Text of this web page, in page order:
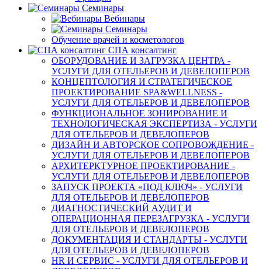
Семинары
Вебинары
Семинары
Обучение врачей и косметологов
СПА консалтинг
ОБОРУДОВАНИЕ И ЗАГРУЗКА ЦЕНТРА -
УСЛУГИ ДЛЯ ОТЕЛЬЕРОВ И ДЕВЕЛОПЕРОВ
КОНЦЕПТОЛОГИЯ И СТРАТЕГИЧЕСКОЕ
ПРОЕКТИРОВАНИЕ SPA&WELLNESS -
УСЛУГИ ДЛЯ ОТЕЛЬЕРОВ И ДЕВЕЛОПЕРОВ
ФУНКЦИОНАЛЬНОЕ ЗОНИРОВАНИЕ И
ТЕХНОЛОГИЧЕСКАЯ ЭКСПЕРТИЗА - УСЛУГИ
ДЛЯ ОТЕЛЬЕРОВ И ДЕВЕЛОПЕРОВ
ДИЗАЙН И АВТОРСКОЕ СОПРОВОЖДЕНИЕ -
УСЛУГИ ДЛЯ ОТЕЛЬЕРОВ И ДЕВЕЛОПЕРОВ
АРХИТЕРКТУРНОЕ ПРОЕКТИРОВАНИЕ -
УСЛУГИ ДЛЯ ОТЕЛЬЕРОВ И ДЕВЕЛОПЕРОВ
ЗАПУСК ПРОЕКТА «ПОД КЛЮЧ» - УСЛУГИ
ДЛЯ ОТЕЛЬЕРОВ И ДЕВЕЛОПЕРОВ
ДИАГНОСТИЧЕСКИЙ АУДИТ И
ОПЕРАЦИОННАЯ ПЕРЕЗАГРУЗКА - УСЛУГИ
ДЛЯ ОТЕЛЬЕРОВ И ДЕВЕЛОПЕРОВ
ДОКУМЕНТАЦИЯ И СТАНДАРТЫ - УСЛУГИ
ДЛЯ ОТЕЛЬЕРОВ И ДЕВЕЛОПЕРОВ
HR И СЕРВИС - УСЛУГИ ДЛЯ ОТЕЛЬЕРОВ И